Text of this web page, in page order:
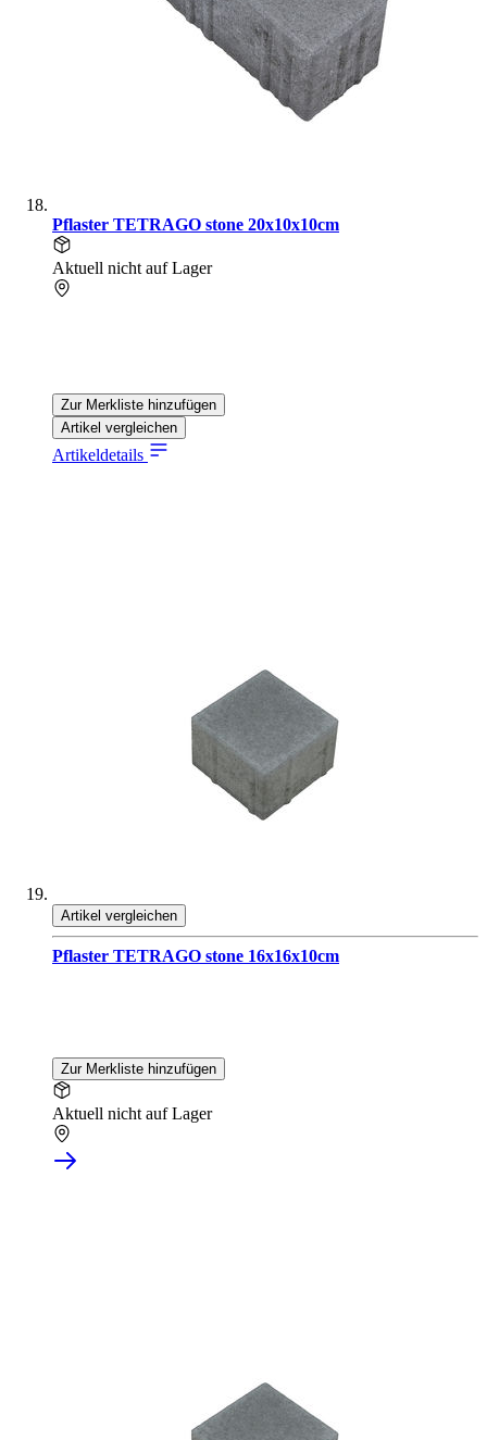
Pflaster TETRAGO stone 20x10x10cm
Aktuell nicht auf Lager
Zur Merkliste hinzufügen
Artikel vergleichen
Artikeldetails
Artikel vergleichen
Pflaster TETRAGO stone 16x16x10cm
Zur Merkliste hinzufügen
Aktuell nicht auf Lager